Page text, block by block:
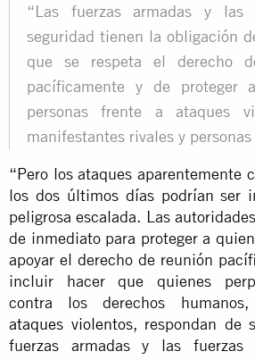
“Las fuerzas armadas y las
seguridad tienen la obligación
que se respeta el derecho
pacíficamente y de proteger
personas frente a ataques
manifestantes rivales y personas
“Pero los ataques aparentemente
los dos últimos días podrían ser
peligrosa escalada. Las
de inmediato para proteger a
apoyar el derecho de reunión
incluir hacer que quienes
contra los derechos
ataques violentos, respondan de
fuerzas armadas y las fuerzas